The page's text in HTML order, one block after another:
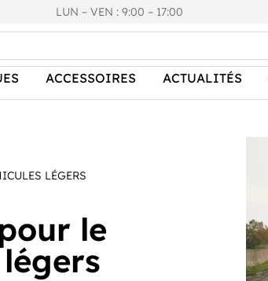
LUN – VEN : 9:00 – 17:00
ACCESSOIRES ACTUALITÉS
LÉGERS
le